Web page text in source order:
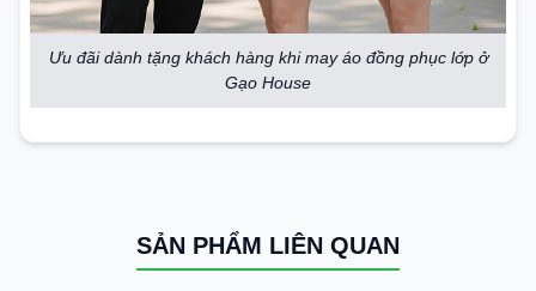
Ưu đãi dành tặng khách hàng khi may áo đồng phục lớp ở
Gạo House
SẢN PHẨM LIÊN QUAN